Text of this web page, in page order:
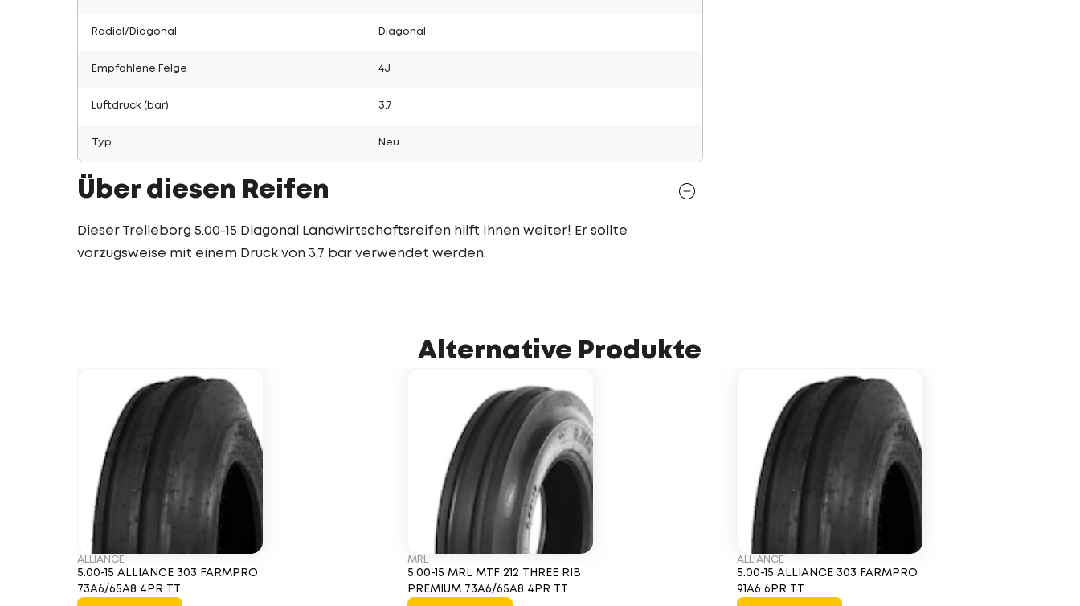
Radial/Diagonal Diagonal
Empfohlene Felge 4J
Luftdruck (bar) 3.7
Typ Neu
Über diesen Reifen
Dieser Trelleborg 5.00-15 Diagonal Landwirtschaftsreifen hilft Ihnen weiter! Er sollte
vorzugsweise mit einem Druck von 3,7 bar verwendet werden.
Alternative Produkte
ALLIANCE
5.00-15 ALLIANCE 303 FARMPRO
73A6/65A8 4PR TT
MRL
5.00-15 MRL MTF 212 THREE RIB
PREMIUM 73A6/65A8 4PR TT
ALLIANCE
5.00-15 ALLIANCE 303 FARMPRO
91A6 6PR TT